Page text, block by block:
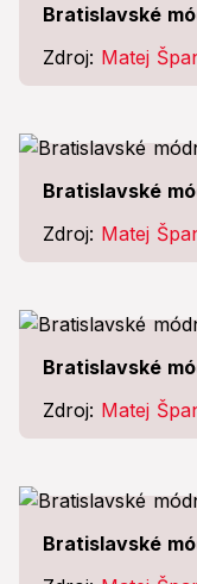
Bratislavské
Zdroj: Matej
Bratislavské
Zdroj: Matej
Bratislavské
Zdroj: Matej
Bratislavské